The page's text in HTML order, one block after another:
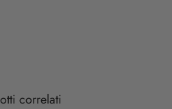
correlati